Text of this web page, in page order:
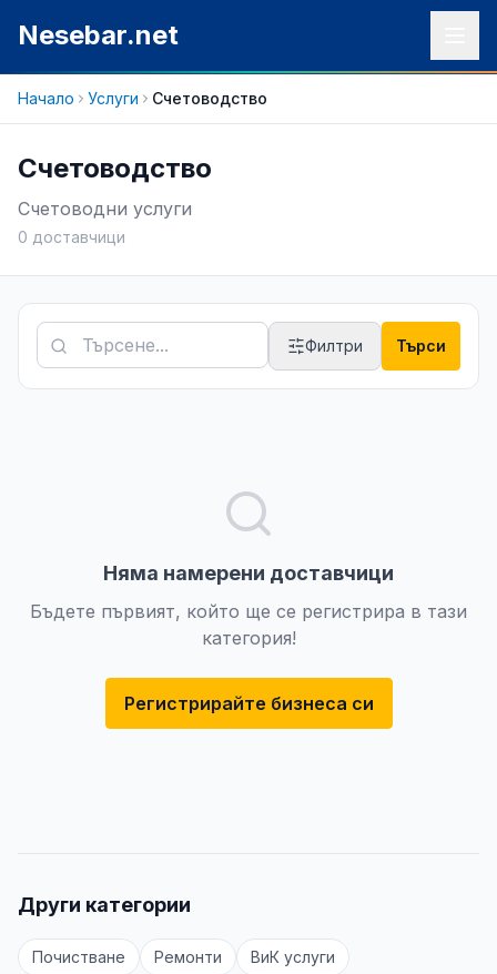
Nesebar.net
Начало Услуги Счетоводство
Счетоводство
Счетоводни услуги
0 доставчици
Филтри Търси
Няма намерени доставчици
Бъдете първият, който ще се регистрира в тази
категория!
Регистрирайте бизнеса си
Други категории
Почистване Ремонти
ВиК услуги